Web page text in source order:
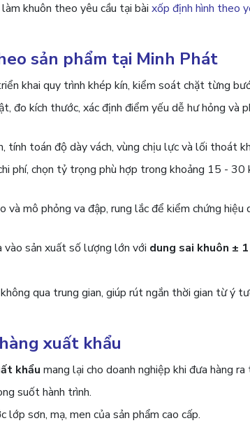
khuôn theo yêu cầu tại bài xốp định hình theo
sản phẩm tại Minh Phát
khai quy trình khép kín, kiểm soát chặt từng
đo kích thước, xác định điểm yếu dễ hư hỏng và
tính toán độ dày vách, vùng chịu lực và lối thoát
phí, chọn tỷ trọng phù hợp trong khoảng 15 -
và mô phỏng va đập, rung lắc để kiểm chứng hiệu
vào sản xuất số lượng lớn với dung sai khuôn ±
qua trung gian, giúp rút ngắn thời gian từ ý
xuất khẩu
khẩu mang lại cho doanh nghiệp khi đưa hàng
suốt hành trình.
sơn, mạ, men của sản phẩm cao cấp.